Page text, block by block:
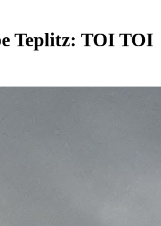
Teplitz: TOI TOI